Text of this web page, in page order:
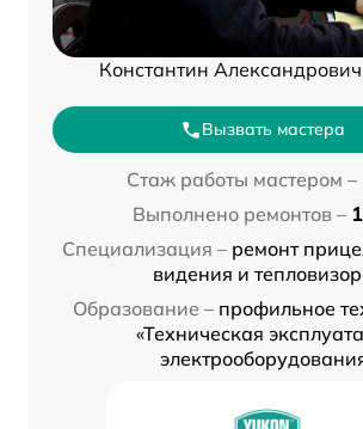
Константин
Вызвать мастера
Стаж работы мастером –
Выполнено ремонтов –
Специализация – ремонт
видения и
Образование – профильное
«Техническая